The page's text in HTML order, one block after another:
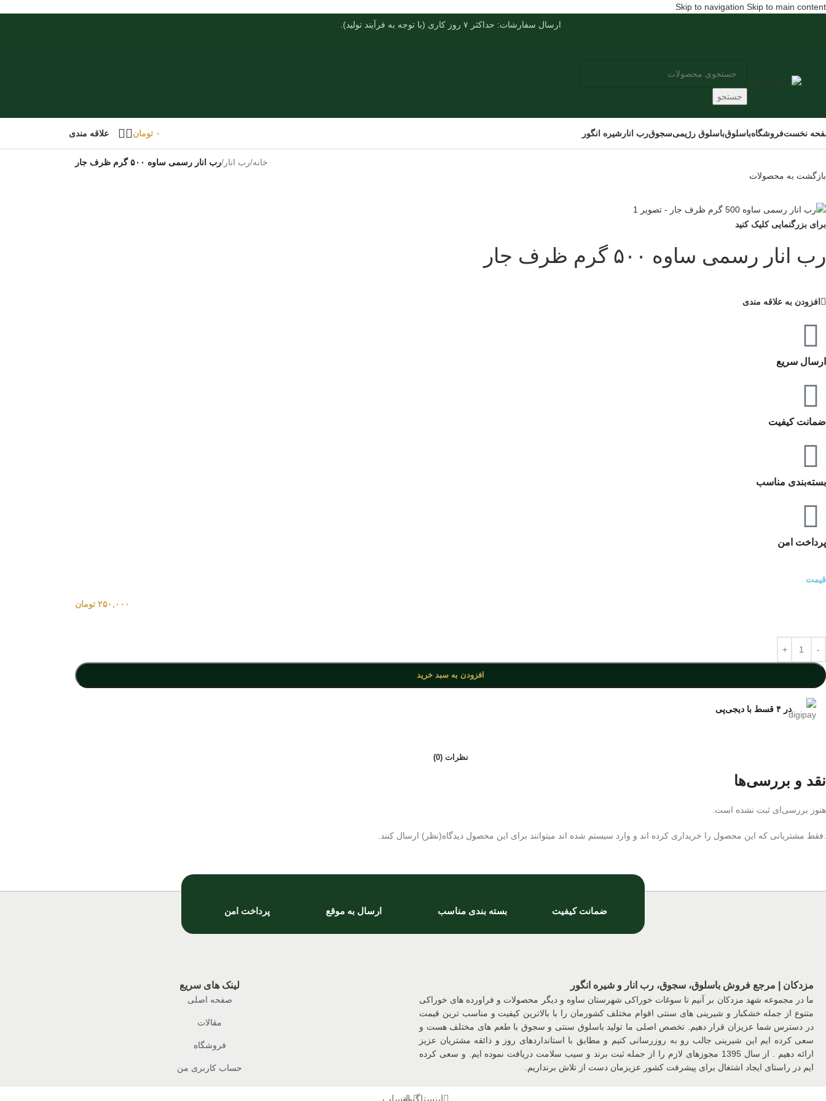
Skip to navigation Skip to main content
ارسال سفارشات: حداکثر ۷ روز کاری (با توجه به فرآیند تولید).
جستجو
نخستفروشگاهباسلوقباسلوق رژیمیسجوقرب انار شیره انگور ۰ تومان علاقه مندی
خانه/رب انار /رب انار رسمی ساوه ۵۰۰ گرم ظرف جار
بازگشت به محصولات
برای بزرگنمایی کلیک کنید
رب انار رسمی ساوه ۵۰۰ گرم ظرف جار
افزودن به علاقه مندی
ارسال سریع
ضمانت کیفیت
بسته‌بندی مناسب
پرداخت امن
قیمت
۲۵۰,۰۰۰ تومان
افزودن به سبد خرید
در ۴ قسط با دیجی‌پی
نظرات (0)
نقد و بررسی‌ها
هنوز بررسی‌ای ثبت نشده است.
.فقط مشتریانی که این محصول را خریداری کرده اند و وارد سیستم شده اند میتوانند برای این محصول دیدگاه(نظر) ارسال کنند.
ضمانت کیفیت بسته بندی مناسب ارسال به موقع پرداخت امن
مزدکان | مرجع فروش باسلوق، سجوق، رب انار و شیره انگور
ما در مجموعه شهد مزدکان بر آنیم تا سوغات خوراکی شهرستان ساوه و دیگر محصولات و فراورده های خوراکی
متنوع از جمله خشکبار و شیرینی های سنتی اقوام مختلف کشورمان را با بالاترین کیفیت و مناسب ترین قیمت
در دسترس شما عزیزان قرار دهیم. تخصص اصلی ما تولید باسلوق سنتی و سجوق با طعم های مختلف هست و
سعی کرده ایم این شیرینی جالب رو به روزرسانی کنیم و مطابق با استانداردهای روز و ذائقه مشتریان عزیز
ارائه دهیم . از سال 1395 مجوزهای لازم را از جمله ثبت برند و سیب سلامت دریافت نموده ایم. و سعی کرده
ایم در راستای ایجاد اشتغال برای پیشرفت کشور عزیزمان دست از تلاش برنداریم.
لینک های سریع
صفحه اصلی
مقالات
فروشگاه
حساب کاربری من